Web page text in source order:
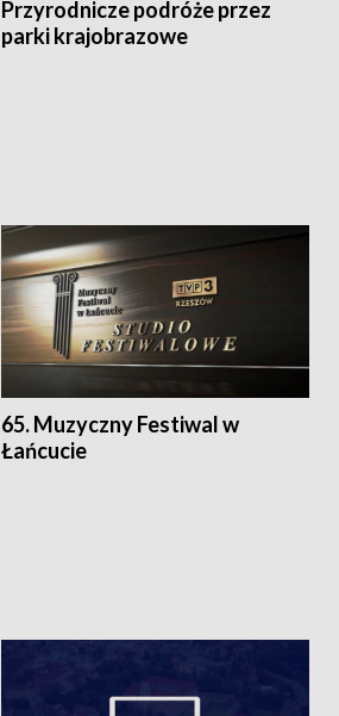
Przyrodnicze podróże przez
parki krajobrazowe
65. Muzyczny Festiwal w
Łańcucie